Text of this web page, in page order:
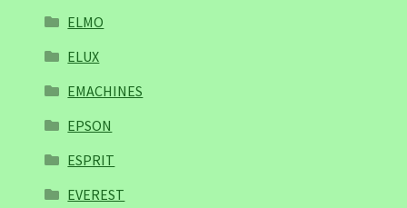
ELMO
ELUX
EMACHINES
EPSON
ESPRIT
EVEREST